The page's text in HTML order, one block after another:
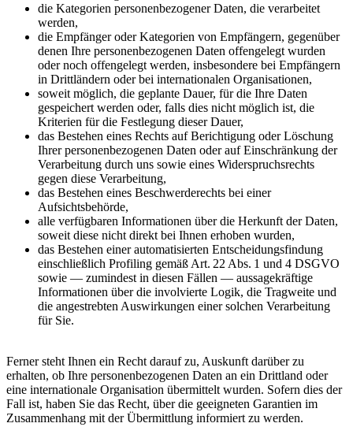
die Kategorien personenbezogener Daten, die verarbeitet
werden,
die Empfänger oder Kategorien von Empfängern, gegenüber
denen Ihre personenbezogenen Daten offengelegt wurden
oder noch offengelegt werden, insbesondere bei Empfängern
in Drittländern oder bei internationalen Organisationen,
soweit möglich, die geplante Dauer, für die Ihre Daten
gespeichert werden oder, falls dies nicht möglich ist, die
Kriterien für die Festlegung dieser Dauer,
das Bestehen eines Rechts auf Berichtigung oder Löschung
Ihrer personenbezogenen Daten oder auf Einschränkung der
Verarbeitung durch uns sowie eines Widerspruchsrechts
gegen diese Verarbeitung,
das Bestehen eines Beschwerderechts bei einer
Aufsichtsbehörde,
alle verfügbaren Informationen über die Herkunft der Daten,
soweit diese nicht direkt bei Ihnen erhoben wurden,
das Bestehen einer automatisierten Entscheidungsfindung
einschließlich Profiling gemäß Art. 22 Abs. 1 und 4 DSGVO
sowie — zumindest in diesen Fällen — aussagekräftige
Informationen über die involvierte Logik, die Tragweite und
die angestrebten Auswirkungen einer solchen Verarbeitung
für Sie.
Ferner steht Ihnen ein Recht darauf zu, Auskunft darüber zu
erhalten, ob Ihre personenbezogenen Daten an ein Drittland oder
eine internationale Organisation übermittelt wurden. Sofern dies der
Fall ist, haben Sie das Recht, über die geeigneten Garantien im
Zusammenhang mit der Übermittlung informiert zu werden.